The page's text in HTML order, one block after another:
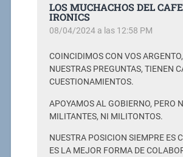
LOS MUCHACHOS DEL
IRONICS
08/04/2024 a las 12:58 PM
COINCIDIMOS CON VOS
NUESTRAS PREGUNTAS, TIENEN
CUESTIONAMIENTOS.
APOYAMOS AL GOBIERNO, PERO
MILITANTES, NI MILITONTOS.
NUESTRA POSICION SIEMPRE ES
ES LA MEJOR FORMA DE